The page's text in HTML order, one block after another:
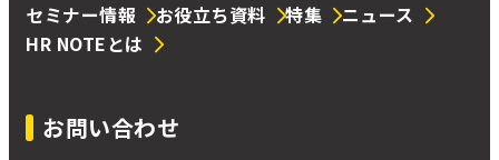
セミナー情報 お役立ち資料 特集
ニュース
HR NOTEとは
お問い合わせ